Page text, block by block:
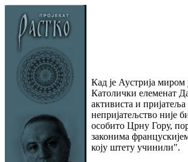
Кад је Аустрија
Католички елеменат
активиста и
непријатељство није
особито Црну Гору,
законима
коју штету учинили".